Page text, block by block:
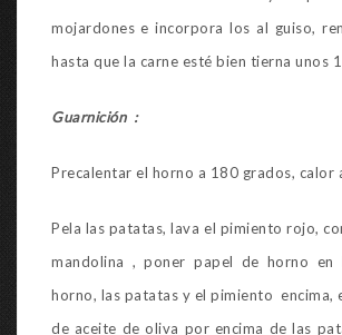
mojardones e incorpora los al guiso,
hasta que la carne esté bien tierna unos
Guarnición :
Precalentar el horno a 180 grados, calor
Pela las patatas, lava el pimiento rojo,
mandolina , poner papel de horno en
horno, las patatas y el pimiento encima,
de aceite de oliva por encima de las